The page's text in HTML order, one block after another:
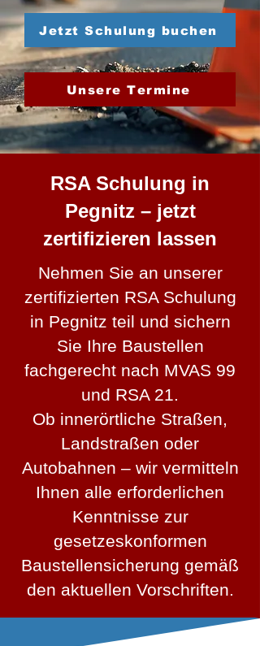
Jetzt Schulung buchen
Unsere Termine
RSA Schulung in
Pegnitz – jetzt
zertifizieren lassen
Nehmen Sie an unserer
zertifizierten RSA Schulung
in Pegnitz teil und sichern
Sie Ihre Baustellen
fachgerecht nach MVAS 99
und RSA 21.
Ob innerörtliche Straßen,
Landstraßen oder
Autobahnen – wir vermitteln
Ihnen alle erforderlichen
Kenntnisse zur
gesetzeskonformen
Baustellensicherung gemäß
den aktuellen Vorschriften.